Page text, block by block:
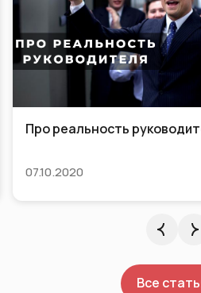
5 навыков, которые
24.05.2015
Все